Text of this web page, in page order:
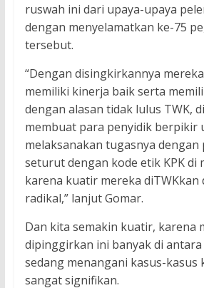
ruswah ini dari upaya-upaya
dengan menyelamatkan ke-75
tersebut.
“Dengan disingkirkannya
memiliki kinerja baik serta
dengan alasan tidak lulus TWK,
membuat para penyidik berpikir
melaksanakan tugasnya
seturut dengan kode etik KPK di
karena kuatir mereka diTWKkan
radikal,” lanjut Gomar.
Dan kita semakin kuatir, karena
dipinggirkan ini banyak di
sedang menangani kasus-kasus
sangat signifikan.